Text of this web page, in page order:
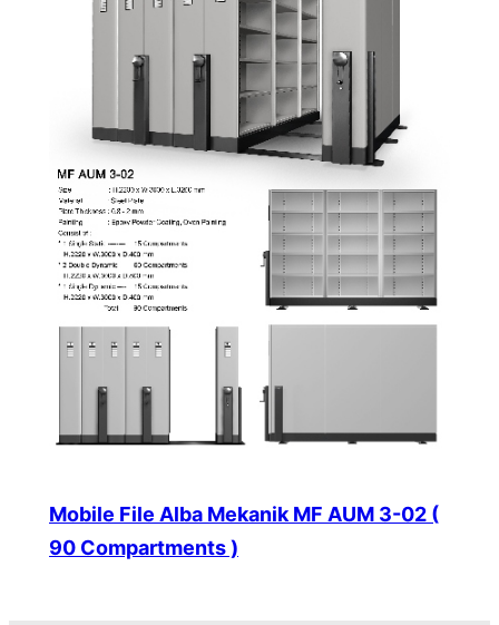
Mobile File Alba Mekanik MF AUM 3-02 (
90 Compartments )